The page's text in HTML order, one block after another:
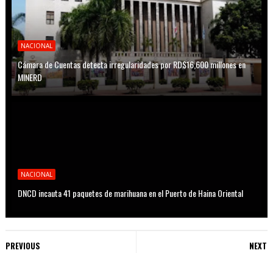
NACIONAL
Cámara de Cuentas detecta irregularidades por RD$16,600 millones en
MINERD
NACIONAL
DNCD incauta 41 paquetes de marihuana en el Puerto de Haina Oriental
NEXT
PREVIOUS